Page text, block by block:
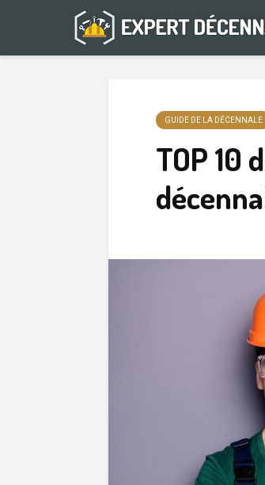
GUIDE DE LA DÉCENNALE
TOP 10